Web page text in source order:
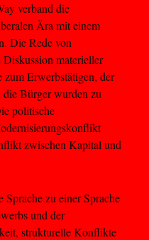
verband die
Ära mit einem
Die Rede von
Diskussion materieller
Erwerbstätigen, der
die Bürger wurden zu
politische
zwischen Kapital und
zu einer Sprache
und der
strukturelle Konflikte